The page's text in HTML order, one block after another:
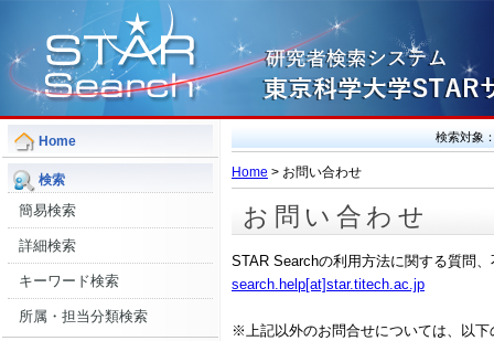
Home
検索
簡易検索
詳細検索
キーワード検索
所属・担当分類検索
検索対象
Home > お問い合わせ
お問い合わせ
STAR Searchの利用方法に関する質問
search.help[at]star.titech.ac.jp
※上記以外のお問合せについては、以